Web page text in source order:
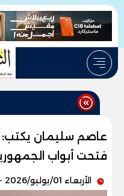
فتحت أبواب
الأربعاء 01/يوليو/2026 - 12:40 م